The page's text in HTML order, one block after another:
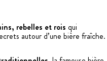
rebelles et rois qui
autour d’une bière fraîche.